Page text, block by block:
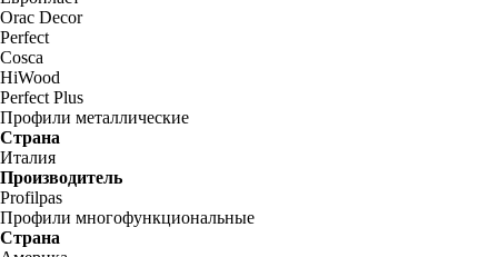
Orac Decor
Perfect
Cosca
HiWood
Perfect Plus
Профили металлические
Страна
Италия
Производитель
Profilpas
Профили многофункциональные
Страна